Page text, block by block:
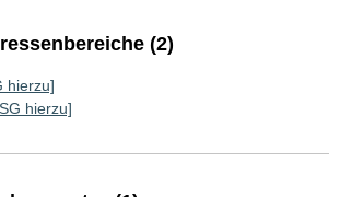
(2)
hierzu]
hierzu]